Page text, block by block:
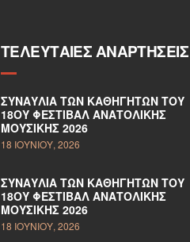
ΤΕΛΕΥΤΑΊΕΣ ΑΝΑΡΤΉΣΕΙΣ
ΣΥΝΑΥΛΊΑ ΤΩΝ ΚΑΘΗΓΗΤΏΝ ΤΟΥ
18ΟΥ ΦΕΣΤΙΒΆΛ ΑΝΑΤΟΛΙΚΉΣ
ΜΟΥΣΙΚΉΣ 2026
18 ΙΟΥΝΊΟΥ, 2026
ΣΥΝΑΥΛΊΑ ΤΩΝ ΚΑΘΗΓΗΤΏΝ ΤΟΥ
18ΟΥ ΦΕΣΤΙΒΆΛ ΑΝΑΤΟΛΙΚΉΣ
ΜΟΥΣΙΚΉΣ 2026
18 ΙΟΥΝΊΟΥ, 2026